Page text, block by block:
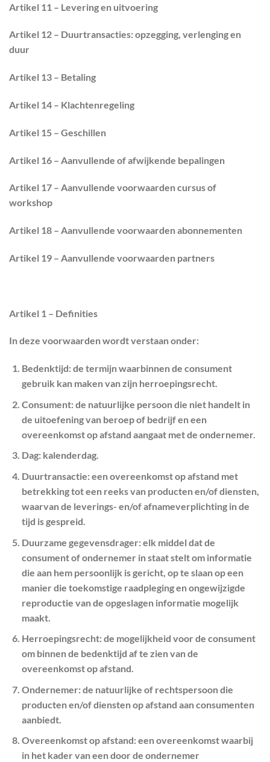
Artikel 11 – Levering en uitvoering
Artikel 12 – Duurtransacties: opzegging, verlenging en
duur
Artikel 13 – Betaling
Artikel 14 – Klachtenregeling
Artikel 15 – Geschillen
Artikel 16 – Aanvullende of afwijkende bepalingen
Artikel 17 – Aanvullende voorwaarden cursus of
workshop
Artikel 18 – Aanvullende voorwaarden abonnementen
Artikel 19 – Aanvullende voorwaarden partners
Artikel 1 – Definities
In deze voorwaarden wordt verstaan onder:
Bedenktijd: de termijn waarbinnen de consument
gebruik kan maken van zijn herroepingsrecht.
Consument: de natuurlijke persoon die niet handelt in
de uitoefening van beroep of bedrijf en een
overeenkomst op afstand aangaat met de ondernemer.
Dag: kalenderdag.
Duurtransactie: een overeenkomst op afstand met
betrekking tot een reeks van producten en/of diensten,
waarvan de leverings- en/of afnameverplichting in de
tijd is gespreid.
Duurzame gegevensdrager: elk middel dat de
consument of ondernemer in staat stelt om informatie
die aan hem persoonlijk is gericht, op te slaan op een
manier die toekomstige raadpleging en ongewijzigde
reproductie van de opgeslagen informatie mogelijk
maakt.
Herroepingsrecht: de mogelijkheid voor de consument
om binnen de bedenktijd af te zien van de
overeenkomst op afstand.
Ondernemer: de natuurlijke of rechtspersoon die
producten en/of diensten op afstand aan consumenten
aanbiedt.
Overeenkomst op afstand: een overeenkomst waarbij
in het kader van een door de ondernemer